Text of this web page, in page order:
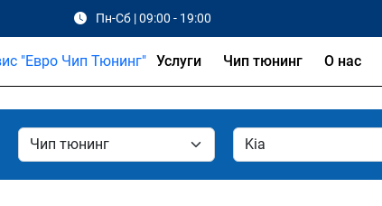
Пн-Сб | 09:00 - 19:00
Услуги Чип тюнинг О нас